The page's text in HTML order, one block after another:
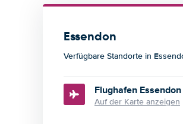
Essendon
Verfügbare Standorte in
Flughafen Essendon
Auf der Karte anzeigen